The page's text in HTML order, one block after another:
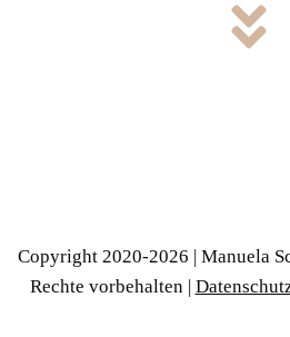
Copyright 2020-2026 | Manuela
Rechte vorbehalten |